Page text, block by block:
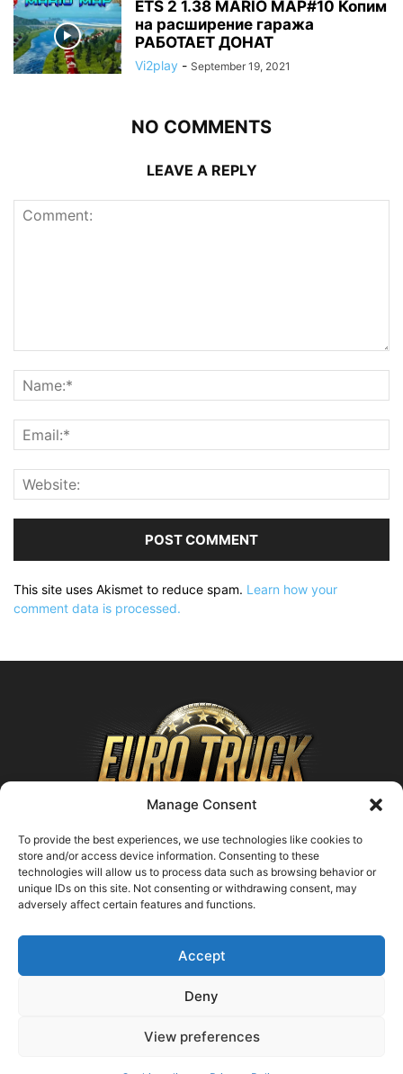
Manage Consent
To provide the best experiences, we use technologies like cookies to
store and/or access device information. Consenting to these
technologies will allow us to process data such as browsing behavior or
unique IDs on this site. Not consenting or withdrawing consent, may
adversely affect certain features and functions.
Accept
Deny
View preferences
ETS 2 1.38 MARIO MAP#10 Копим
на расширение гаража
РАБОТАЕТ ДОНАТ
Vi2play - September 19, 2021
NO COMMENTS
LEAVE A REPLY
This site uses Akismet to reduce spam. Learn how your
comment data is processed.
ABOUT US
Contact us:support@farmingsimulator25.com
FOLLOW US